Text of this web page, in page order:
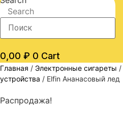
Search
0,00 ₽ 0 Cart
Главная / Электронные сигареты /
устройства / Elfin Ананасовый лед
Распродажа!